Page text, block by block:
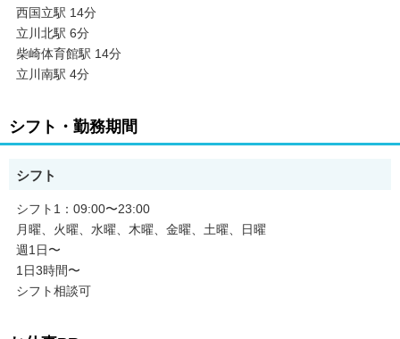
西国立駅 14分
立川北駅 6分
柴崎体育館駅 14分
立川南駅 4分
シフト・勤務期間
シフト
シフト1：09:00〜23:00
月曜、火曜、水曜、木曜、金曜、土曜、日曜
週1日〜
1日3時間〜
シフト相談可